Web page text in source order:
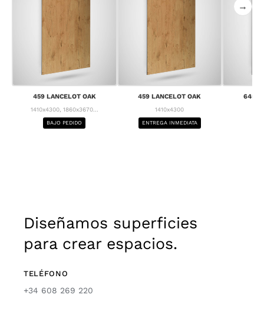
459 LANCELOT OAK
1410x4300, 1860x3670...
BAJO PEDIDO
459 LANCELOT OAK
1410x4300
ENTREGA INMEDIATA
645
→
Diseñamos superficies
para crear espacios.
TELÉFONO
+34 608 269 220